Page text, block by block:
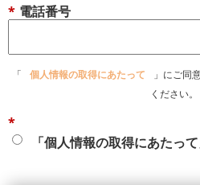
* 電話番号
「 個人情報の取得にあたって
」にご同
ください。
*
「個人情報の取得にあたっ